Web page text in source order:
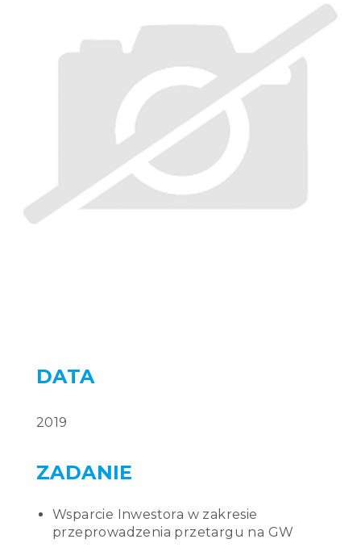
2019
Wsparcie Inwestora w zakresie
przeprowadzenia przetargu na GW